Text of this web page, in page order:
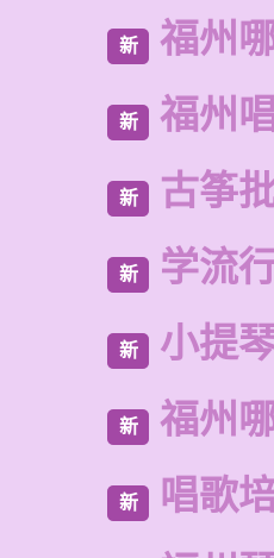
新 福州
新 福州
新 古筝
新 学流
新 小提
新 福州
新
唱歌